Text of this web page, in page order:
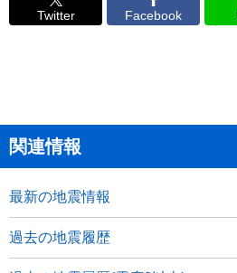
Twitter Facebook
関連情報
最新の地震情報
過去の地震履歴